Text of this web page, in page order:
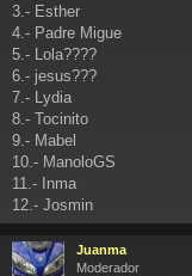
3.- Esther
4.- Padre Migue
5.- Lola????
6.- jesus???
7.- Lydia
8.- Tocinito
9.- Mabel
10.- ManoloGS
11.- Inma
12.- Josmin
Juanma
Moderador